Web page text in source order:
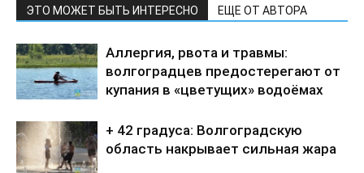
ЭТО МОЖЕТ БЫТЬ ИНТЕРЕСНО ЕЩЕ ОТ АВТОРА
Аллергия, рвота и травмы:
волгоградцев предостерегают от
купания в «цветущих» водоёмах
+ 42 градуса: Волгоградскую
область накрывает сильная жара